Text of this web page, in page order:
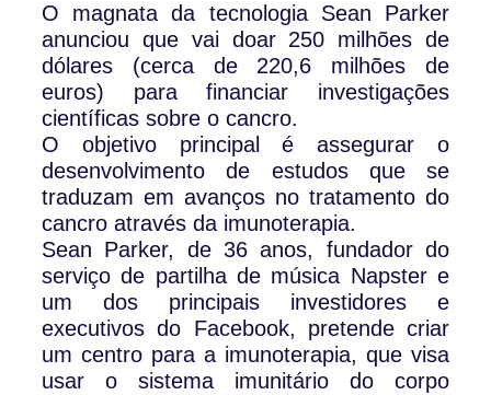
O magnata da tecnologia Sean Parker
anunciou que vai doar 250 milhões de
dólares (cerca de 220,6 milhões de
euros) para financiar investigações
científicas sobre o cancro.
O objetivo principal é assegurar o
desenvolvimento de estudos que se
traduzam em avanços no tratamento do
cancro através da imunoterapia.
Sean Parker, de 36 anos, fundador do
serviço de partilha de música Napster e
um dos principais investidores e
executivos do Facebook, pretende criar
um centro para a imunoterapia, que visa
usar o sistema imunitário do corpo